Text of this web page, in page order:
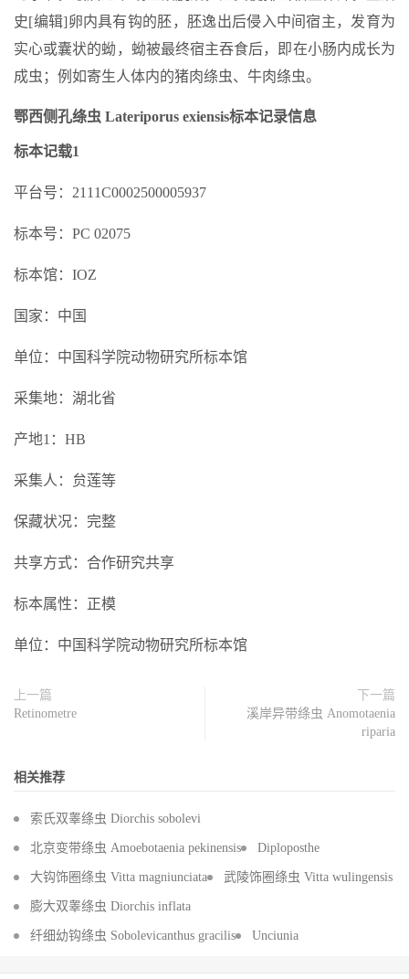
史[编辑]卵内具有钩的胚，胚逸出后侵入中间宿主，发育为
实心或囊状的蚴，蚴被最终宿主吞食后，即在小肠内成长为
成虫；例如寄生人体内的猪肉绦虫、牛肉绦虫。
鄂西侧孔绦虫 Lateriporus exiensis标本记录信息
标本记载1
平台号：2111C0002500005937
标本号：PC 02075
标本馆：IOZ
国家：中国
单位：中国科学院动物研究所标本馆
采集地：湖北省
产地1：HB
采集人：贠莲等
保藏状况：完整
共享方式：合作研究共享
标本属性：正模
单位：中国科学院动物研究所标本馆
上一篇
Retinometre
下一篇
溪岸异带绦虫 Anomotaenia
riparia
相关推荐
索氏双睾绦虫 Diorchis sobolevi
北京变带绦虫 Amoebotaenia pekinensis Diploposthe
大钩饰圈绦虫 Vitta magniunciata 武陵饰圈绦虫 Vitta wulingensis
膨大双睾绦虫 Diorchis inflata
纤细幼钩绦虫 Sobolevicanthus gracilis Unciunia